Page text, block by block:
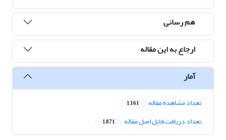
هم رسانی
ارجاع به این مقاله
آمار
تعداد مشاهده مقاله 1,161
تعداد دریافت فایل اصل مقاله 1,871